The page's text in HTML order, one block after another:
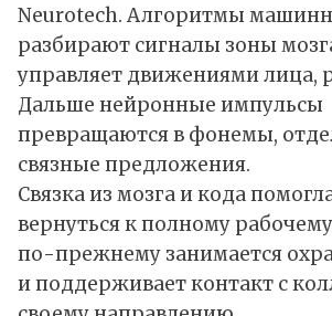
Neurotech. Алгоритмы
разбирают сигналы зоны
управляет движениями лица,
Дальше нейронные импульсы
превращаются в фонемы,
связные предложения.
Связка из мозга и кода
вернуться к полному
по-прежнему занимается
и поддерживает контакт с